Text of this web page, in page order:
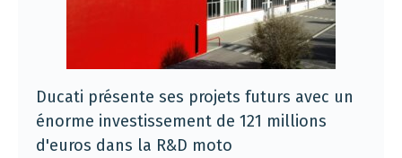
Ducati présente ses projets futurs avec un
énorme investissement de 121 millions
d'euros dans la R&D moto